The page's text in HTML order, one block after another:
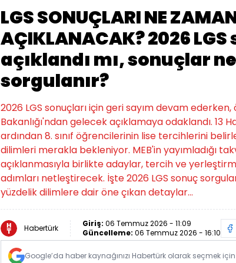
LGS SONUÇLARI NE
AÇIKLANACAK? 2026
açıklandı mı, sonuçlar
sorgulanır?
2026 LGS sonuçları için geri sayım devam
Bakanlığı'ndan gelecek açıklamaya odaklandı. 13
ardından 8. sınıf öğrencilerinin lise tercihlerini
dilimleri merakla bekleniyor. MEB'in yayımladığı
açıklanmasıyla birlikte adaylar, tercih ve
adımları netleştirecek. İşte 2026 LGS sonuç
yüzdelik dilimlere dair öne çıkan detaylar...
Habertürk Giriş: 06 Temmuz 2026 - 11:09
Güncelleme: 06 Temmuz 2026 - 16:10
Google’da haber kaynağınızı Habertürk olarak seçmek için